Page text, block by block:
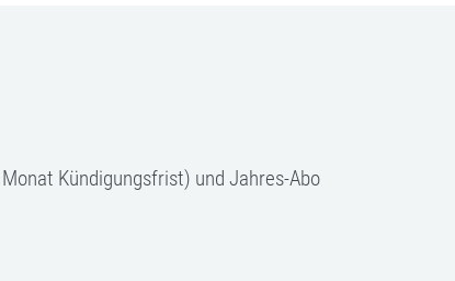
Kündigungsfrist) und Jahres-Abo